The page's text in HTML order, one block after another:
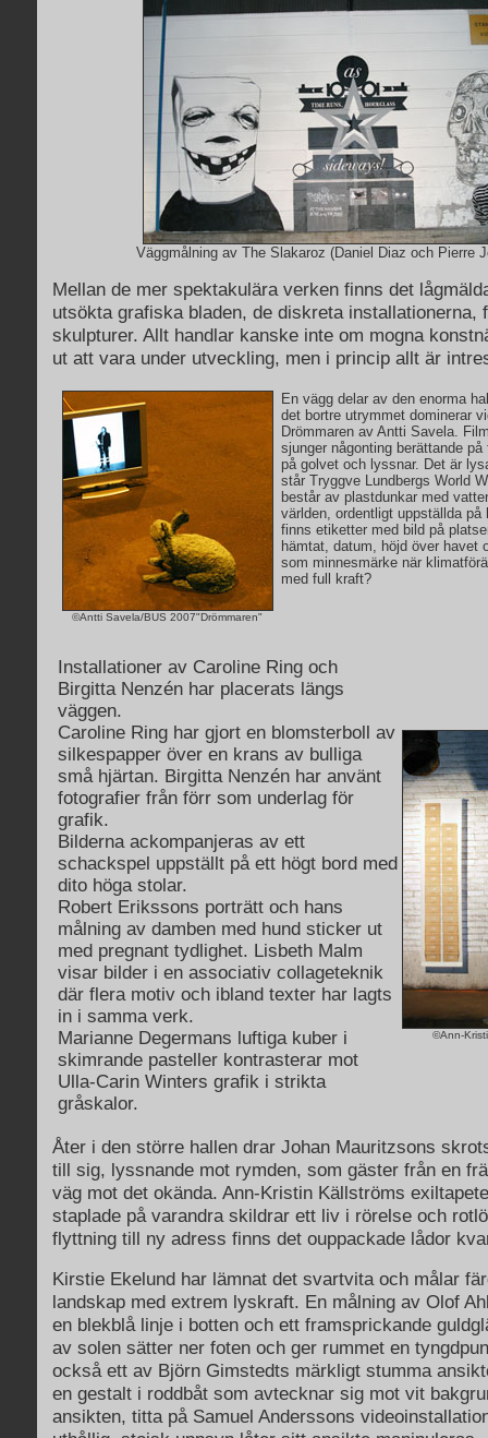
Väggmålning av The Slakaroz (Daniel Diaz och Pierre
Mellan de mer spektakulära verken finns det
utsökta grafiska bladen, de diskreta installationerna,
skulpturer. Allt handlar kanske inte om mogna
ut att vara under utveckling, men i princip allt är
©Antti Savela/BUS 2007"Drömmaren"
En vägg delar av den enorma
det bortre utrymmet dominerar
Drömmaren av Antti Savela.
sjunger någonting berättande
på golvet och lyssnar. Det är
står Tryggve Lundbergs World
består av plastdunkar med
världen, ordentligt uppställda på
finns etiketter med bild på
hämtat, datum, höjd över havet
som minnesmärke när
med full kraft?
Installationer av Caroline Ring och
Birgitta Nenzén har placerats längs
väggen.
Caroline Ring har gjort en blomsterboll av
silkespapper över en krans av bulliga
små hjärtan. Birgitta Nenzén har använt
fotografier från förr som underlag för
grafik.
Bilderna ackompanjeras av ett
schackspel uppställt på ett högt bord med
dito höga stolar.
Robert Erikssons porträtt och hans
målning av damben med hund sticker ut
med pregnant tydlighet. Lisbeth Malm
visar bilder i en associativ collageteknik
där flera motiv och ibland texter har lagts
in i samma verk.
Marianne Degermans luftiga kuber i
skimrande pasteller kontrasterar mot
Ulla-Carin Winters grafik i strikta
gråskalor.
©Ann-
Åter i den större hallen drar Johan Mauritzsons
till sig, lyssnande mot rymden, som gäster från en
väg mot det okända. Ann-Kristin Källströms
staplade på varandra skildrar ett liv i rörelse och
flyttning till ny adress finns det ouppackade lådor
Kirstie Ekelund har lämnat det svartvita och målar
landskap med extrem lyskraft. En målning av Olof
en blekblå linje i botten och ett framsprickande
av solen sätter ner foten och ger rummet en
också ett av Björn Gimstedts märkligt stumma
en gestalt i roddbåt som avtecknar sig mot vit
ansikten, titta på Samuel Anderssons